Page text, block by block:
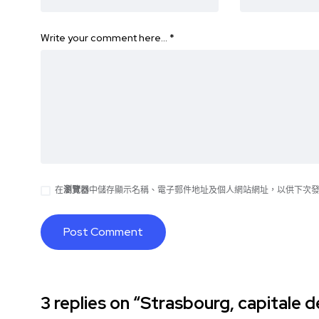
Write your comment here… *
在瀏覽器中儲存顯示名稱、電子郵件地址及個人網站網址，以供下次
3 replies on “Strasbourg, capitale